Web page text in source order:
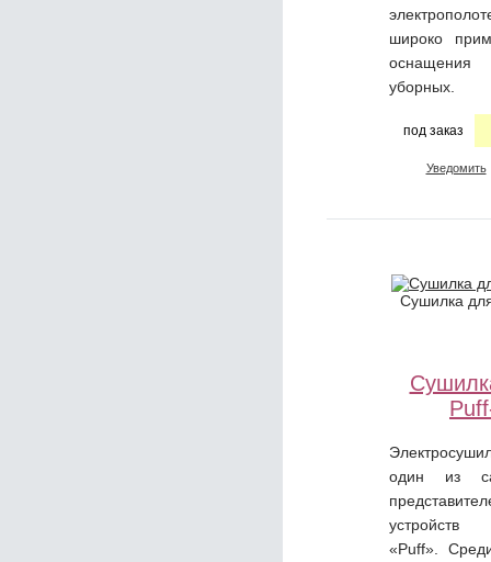
широко
оснащения
уборных.
под заказ
Уведомить
Сушилка
один из
устройств
«Puff».